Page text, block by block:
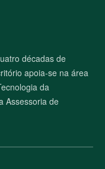
décadas de
apoia-se na área
da
Assessoria de